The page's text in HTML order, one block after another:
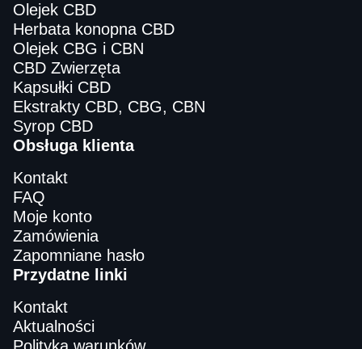
Olejek CBD
Herbata konopna CBD
Olejek CBG i CBN
CBD Zwierzęta
Kapsułki CBD
Ekstrakty CBD, CBG, CBN
Syrop CBD
Obsługa klienta
Kontakt
FAQ
Moje konto
Zamówienia
Zapomniane hasło
Przydatne linki
Kontakt
Aktualności